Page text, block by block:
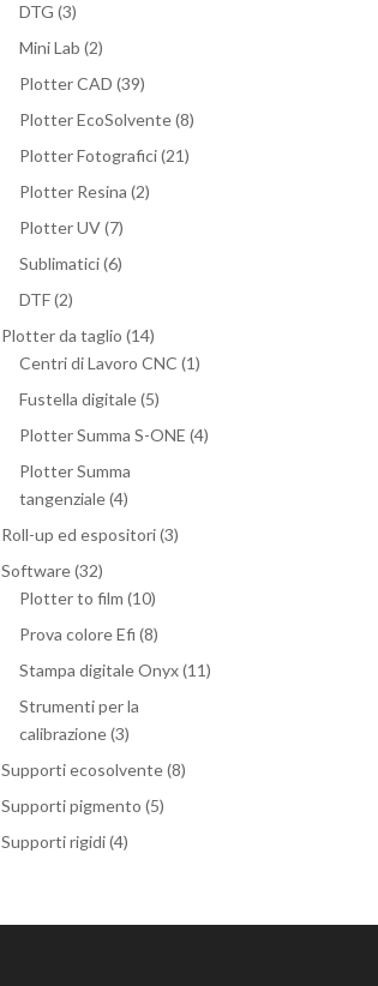
DTG (3)
Mini Lab (2)
Plotter CAD (39)
Plotter EcoSolvente(8)
Plotter Fotografici(21)
Plotter Resina (2)
Plotter UV(7)
Sublimatici(6)
DTF(2)
Plotter da taglio (14)
Centri di Lavoro CNC (1)
Fustella digitale(5)
Plotter Summa S-ONE (4)
Plotter Summa
tangenziale(4)
Roll-up ed espositori(3)
Software(32)
Plotter to film (10)
Prova colore Efi (8)
Stampa digitale Onyx(11)
Strumenti per la
calibrazione(3)
Supporti ecosolvente(8)
Supporti pigmento (5)
Supporti rigidi(4)